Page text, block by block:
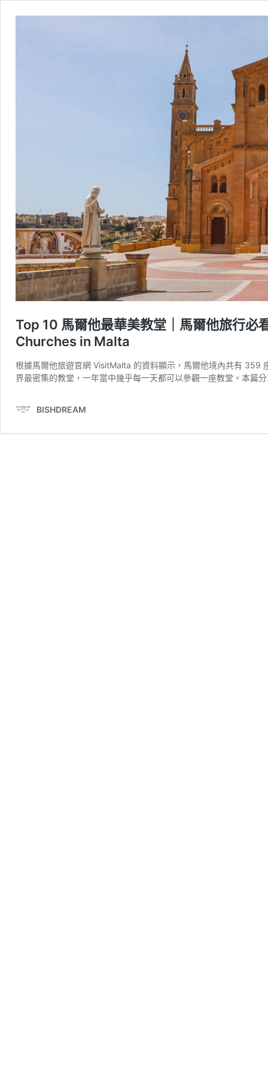
Top 10 馬爾他最華美教堂｜馬爾他旅行
Churches in Malta
根據馬爾他旅遊官網 VisitMalta 的資料顯示，馬爾他境內共有 359
界最密集的教堂，一年當中幾乎每一天都可以參觀一座教堂。本篇
BISHDREAM